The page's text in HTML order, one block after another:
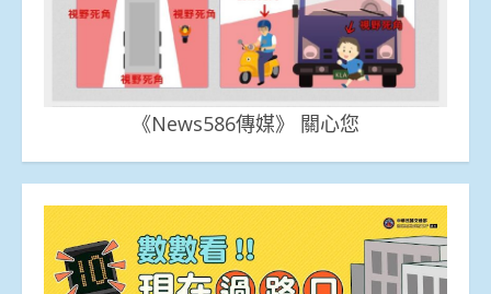
《News586傳媒》 關心您